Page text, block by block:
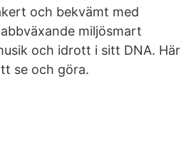
och bekvämt med
miljösmart
och idrott i sitt DNA. Här
se och göra.